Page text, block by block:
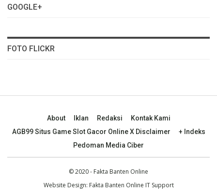
GOOGLE+
FOTO FLICKR
About Iklan Redaksi
Kontak Kami
AGB99 Situs Game Slot Gacor Online X Disclaimer
+ Indeks
Pedoman Media Ciber
© 2020 - Fakta Banten Online
Website Design: Fakta Banten Online IT Support